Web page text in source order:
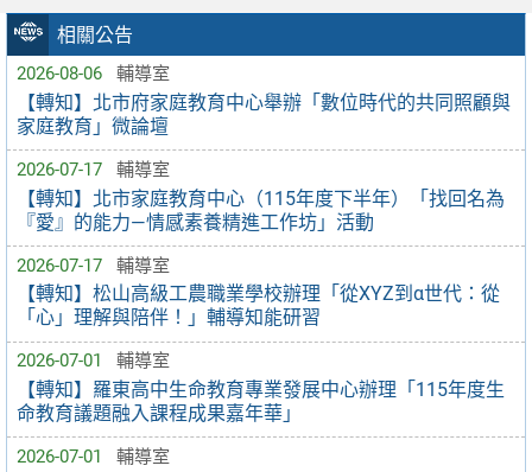
相關公告
2026-08-06 輔導室
【轉知】北市府家庭教育中心舉辦「數位時代的共同照顧與
家庭教育」微論壇
2026-07-17 輔導室
【轉知】北市家庭教育中心（115年度下半年）「找回名為
『愛』的能力—情感素養精進工作坊」活動
2026-07-17 輔導室
【轉知】松山高級工農職業學校辦理「從XYZ到α世代：從
「心」理解與陪伴！」輔導知能研習
2026-07-01 輔導室
【轉知】羅東高中生命教育專業發展中心辦理「115年度生
命教育議題融入課程成果嘉年華」
2026-07-01 輔導室